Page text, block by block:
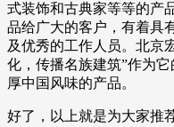
式装饰和古典家等等的产
品给广大的客户，有着具
及优秀的工作人员。北京
化，传播名族建筑”作为
厚中国风味的产品。
好了，以上就是为大家推